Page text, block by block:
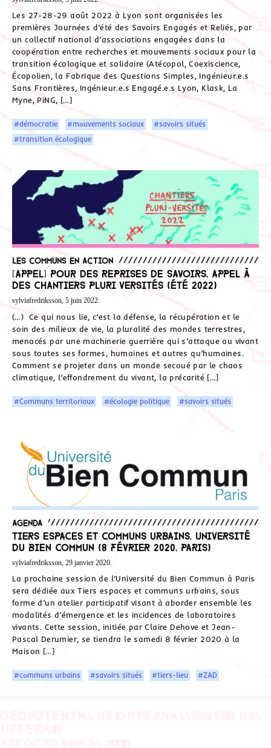
Les 27-28-29 août 2022 à Lyon sont organisées les
premières Journées d’été des Savoirs Engagés et Reliés, par
un collectif national d’associations engagées dans la
coopération entre recherches et mouvements sociaux pour la
transition écologique et solidaire (Atécopol, Coexiscience,
Écopolien, la Fabrique des Questions Simples, Ingénieur.e.s
Sans Frontières, Ingénieur.e.s Engagé.e.s Lyon, Klask, La
Myne, PiNG, […]
#démocratie #mouvements sociaux
#savoirs situés
#transition écologique
Les communs en action
[Appel] Pour des reprises de savoirs, appel à
des chantiers Pluri·versités (été 2022)
sylviafredriksson, 5 juin 2022.
(…) Ce qui nous lie, c’est la défense, la récupération et le
soin des milieux de vie, la pluralité des mondes terrestres,
menacés par une machinerie guerrière qui s’attaque au vivant
sous toutes ses formes, humaines et autres qu’humaines.
Comment se projeter dans un monde secoué par le chaos
climatique, l’effondrement du vivant, la précarité […]
#Communs territoriaux #écologie politique #savoirs situés
Agenda
Tiers espaces et communs urbains. Université
du bien commun (8 février 2020, Paris)
sylviafredriksson, 29 janvier 2020.
La prochaine session de l’Université du Bien Commun à Paris
sera dédiée aux Tiers espaces et communs urbains, sous
forme d’un atelier participatif visant à aborder ensemble les
modalités d’émergence et les incidences de laboratoires
vivants. Cette session, initiée par Claire Dehove et Jean-
Pascal Derumier, se tiendra le samedi 8 février 2020 à la
Maison […]
#communs urbains #savoirs situés #tiers-lieu #ZAD